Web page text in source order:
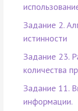
Задание 2.
истинности
Задание 23.
количества
Задание 11.
информации.